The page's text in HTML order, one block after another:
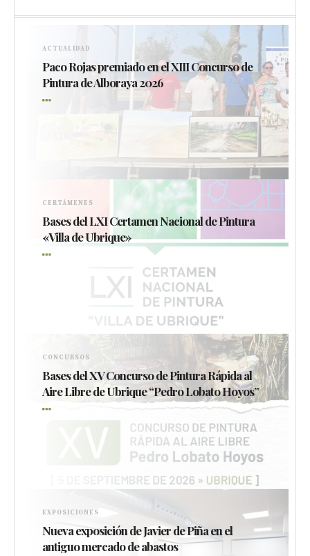
ACTUALIDAD
Paco Rojas premiado en el XIII Concurso de
Pintura de Alboraya 2026
CERTÁMENES
Bases del LXI Certamen Nacional de Pintura
«Villa de Ubrique»
CONCURSOS
Bases del XV Concurso de Pintura Rápida al
Aire Libre de Ubrique “Pedro Lobato Hoyos”
EXPOSICIONES
Nueva exposición de Javier de Piña en el
antiguo mercado de abastos